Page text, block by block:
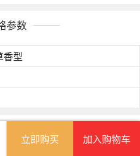
参数
香型
详情
精；立即购买 加入购物车